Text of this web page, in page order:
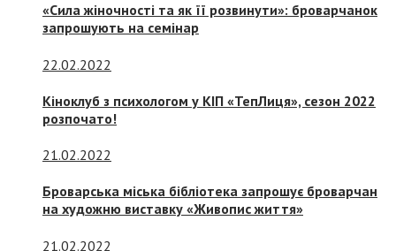
«Сила жіночності та як її розвинути»: броварчанок
запрошують на семінар
22.02.2022
Кіноклуб з психологом у КІП «ТепЛиця», сезон 2022
розпочато!
21.02.2022
Броварська міська бібліотека запрошує броварчан
на художню виставку «Живопис життя»
21.02.2022